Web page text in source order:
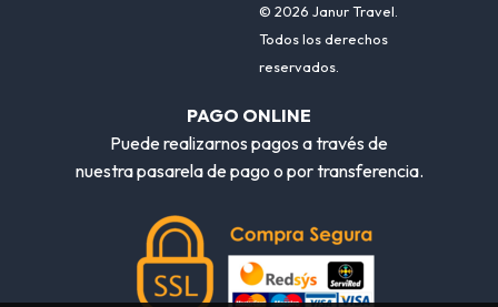
© 2026 Janur Travel.
Todos los derechos
reservados.
PAGO ONLINE
Puede realizarnos pagos a través de
nuestra pasarela de pago o por transferencia.